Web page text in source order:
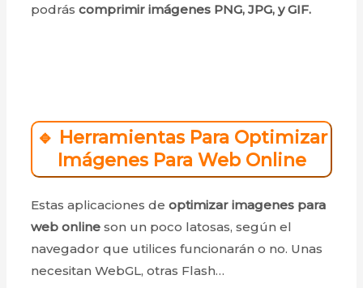
podráscomprimir imágenes PNG, JPG, y GIF.
🔹 Herramientas Para Optimizar
Imágenes Para Web Online
Estas aplicaciones de optimizar imagenes para
web online son un poco latosas, según el
navegador que utilices funcionarán o no. Unas
necesitan WebGL, otras Flash…